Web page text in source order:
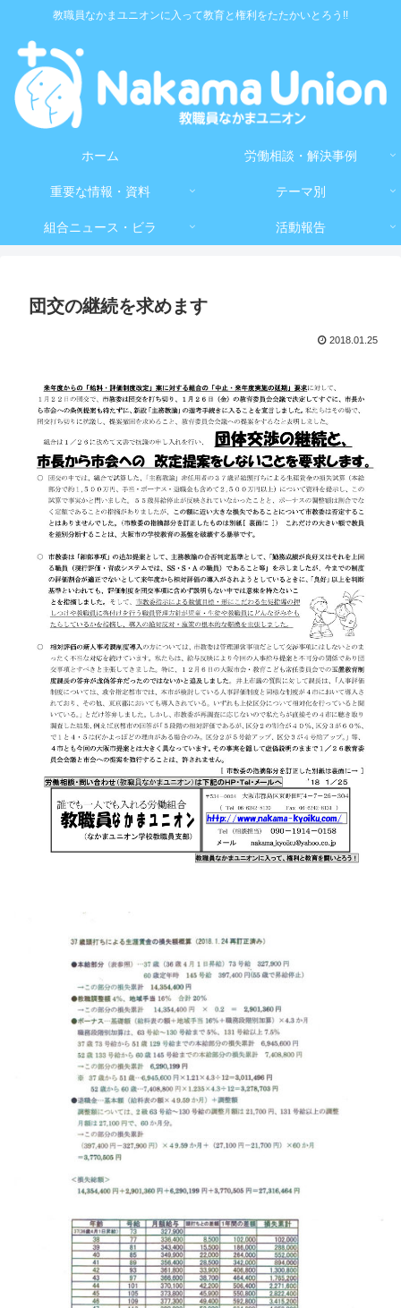
教職員なかまユニオンに入って教育と権利をたたかいとろう!!
ホーム 労働相談・解決事例
重要な情報・資料 テーマ別
組合ニュース・ビラ 活動報告
団交の継続を求めます
2018.01.25